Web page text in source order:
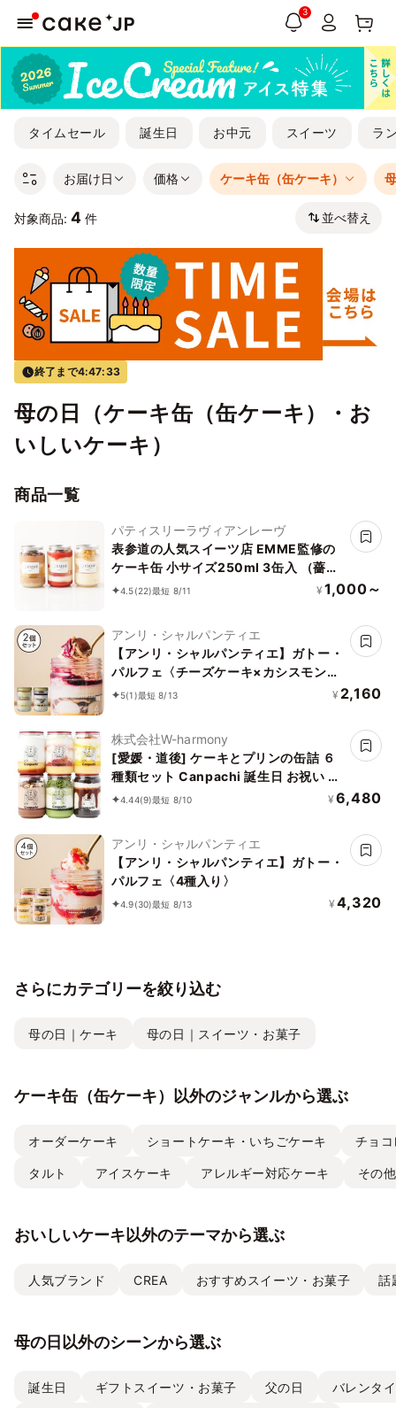
3
タイムセール 誕生日 お中元 スイーツ ラ
お届け日 価格 ケーキ缶（缶ケーキ）
対象商品: 4 件 並べ替え
終了まで4:47:33
母の日（ケーキ缶（缶ケーキ）・お
いしいケーキ）
商品一覧
パティスリーラヴィアンレーヴ
表参道の人気スイーツ店 EMME監修の
ケーキ缶 小サイズ250ml 3缶入 （薔薇
とイチゴ缶、モンブラン缶、オペラ缶、
4.5(22)最短 8/11 ¥ 1,000～
アンリ・シャルパンティエ
【アンリ・シャルパンティエ】ガトー・
パルフェ〈チーズケーキ×カシスモンブ
ラン〉
5(1)最短 8/13 ¥ 2,160
株式会社W-harmony
[愛媛・道後] ケーキとプリンの缶詰 ６
種類セット Canpachi 誕生日 お祝い 夏
ギフト お中元 暑中見舞い 残暑見舞い
4.44(9)最短 8/10 ¥ 6,480
アンリ・シャルパンティエ
【アンリ・シャルパンティエ】ガトー・
パルフェ〈4種入り〉
4.9(30)最短 8/13 ¥ 4,320
さらにカテゴリーを絞り込む
母の日｜ケーキ 母の日｜スイーツ・お菓子
ケーキ缶（缶ケーキ）以外のジャンルから選ぶ
オーダーケーキ ショートケーキ・いちごケーキ チョ
タルト アイスケーキ アレルギー対応ケーキ その
おいしいケーキ以外のテーマから選ぶ
人気ブランド CREA おすすめスイーツ・お菓子 話
母の日以外のシーンから選ぶ
誕生日 ギフトスイーツ・お菓子 父の日 バレンタ